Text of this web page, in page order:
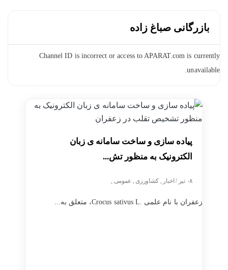
بازرگانی صباغ زاده
Channel ID is incorrect or access to APARAT.com is currently
unavailable.
پیاده سازی و ساخت سامانه ی زبان
الکترونیک به منظور تش...
۰۸ تیر / اخبار , کشاورزی , عمومی ,
زعفران با نام علمی .Crocus sativus L، متعلق به...